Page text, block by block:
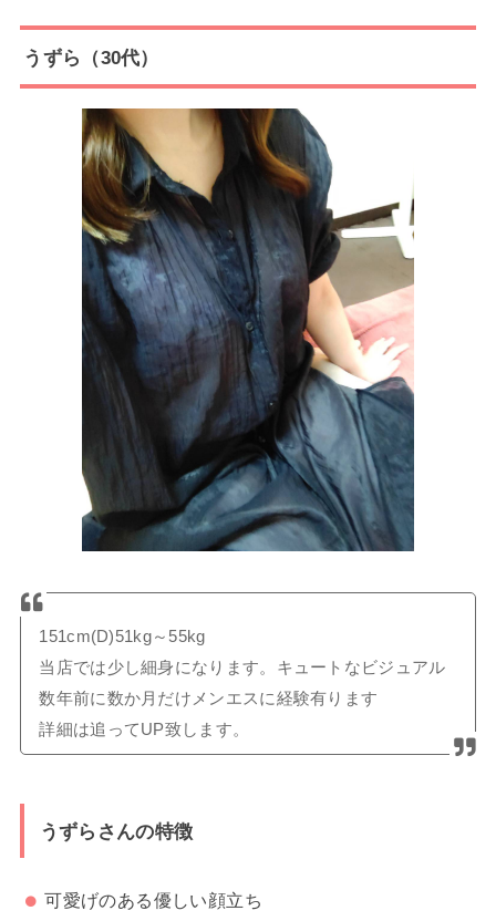
うずら（30代）
151cm(D)51kg～55kg
当店では少し細身になります。キュートなビジュアル
数年前に数か月だけメンエスに経験有ります
詳細は追ってUP致します。
うずらさんの特徴
可愛げのある優しい顔立ち